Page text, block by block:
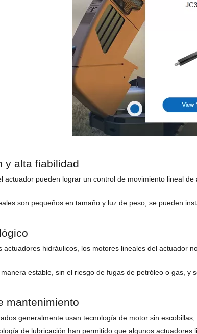
y alta fiabilidad
actuador pueden lograr un control de movimiento lineal
son pequeños en tamaño y luz de peso, se pueden
actuadores hidráulicos, los motores lineales del actuador
estable, sin el riesgo de fugas de petróleo o gas, y
mantenimiento
generalmente usan tecnología de motor sin
de lubricación han permitido que algunos